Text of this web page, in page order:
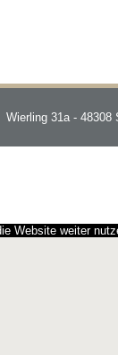
Wierling 31a - 48308
Website weiter